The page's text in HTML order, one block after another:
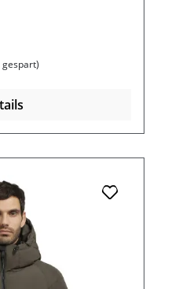
gespart)